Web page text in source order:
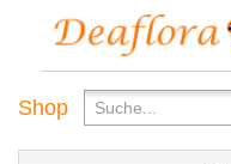
Shop